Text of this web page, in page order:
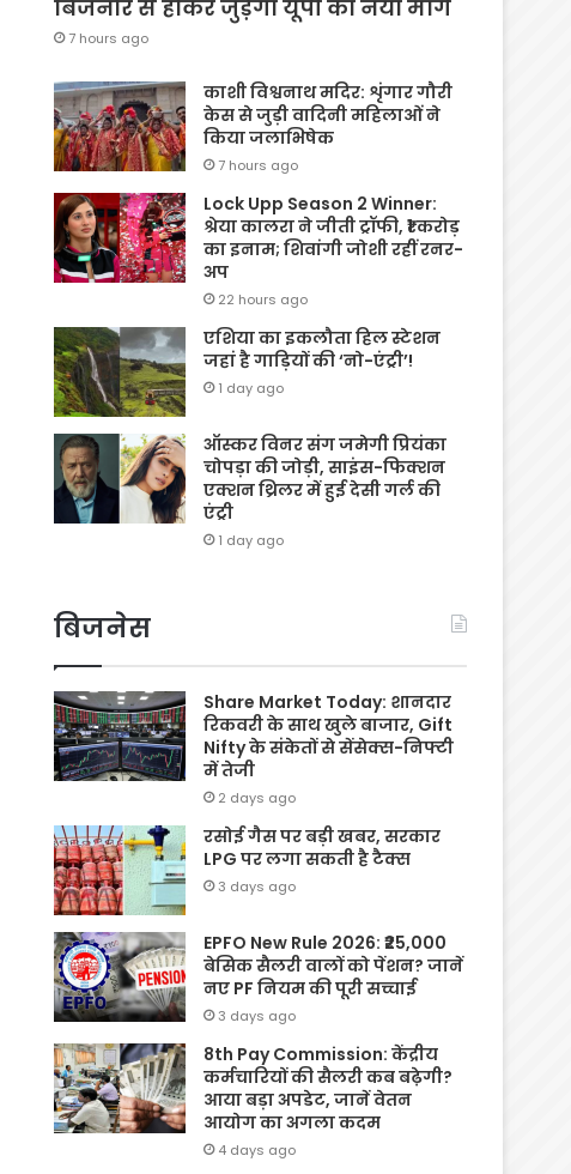
बिजनौर से होकर जुड़ेगा यूपी का नया मार्ग
7 hours ago
काशी विश्वनाथ मदिर: शृंगार गौरी
केस से जुड़ी वादिनी महिलाओं ने
किया जलाभिषेक
7 hours ago
Lock Upp Season 2 Winner:
श्रेया कालरा ने जीती ट्रॉफी, ₹1 करोड़
का इनाम; शिवांगी जोशी रहीं रनर-
अप
22 hours ago
एशिया का इकलौता हिल स्टेशन
जहां है गाड़ियों की ‘नो-एंट्री’!
1 day ago
ऑस्कर विनर संग जमेगी प्रियंका
चोपड़ा की जोड़ी, साइंस-फिक्शन
एक्शन थ्रिलर में हुई देसी गर्ल की
एंट्री
1 day ago
बिजनेस
Share Market Today: शानदार
रिकवरी के साथ खुले बाजार, Gift
Nifty के संकेतों से सेंसेक्स-निफ्टी
में तेजी
2 days ago
रसोई गैस पर बड़ी खबर, सरकार
LPG पर लगा सकती है टैक्स
3 days ago
EPFO New Rule 2026: ₹25,000
बेसिक सैलरी वालों को पेंशन? जानें
नए PF नियम की पूरी सच्चाई
3 days ago
8th Pay Commission: केंद्रीय
कर्मचारियों की सैलरी कब बढ़ेगी?
आया बड़ा अपडेट, जानें वेतन
आयोग का अगला कदम
4 days ago